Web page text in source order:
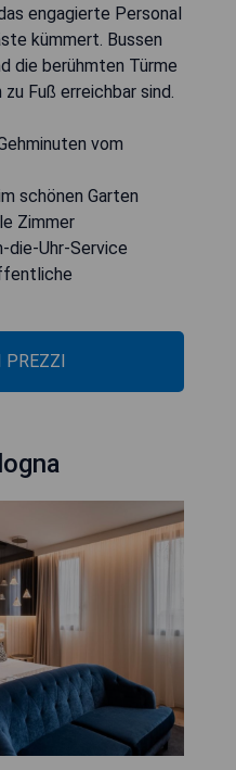
engagierte Personal
kümmert. Bussen
die berühmten Türme
Fuß erreichbar sind.
vom
schönen Garten
Zimmer
die-Uhr-Service
PREZZI